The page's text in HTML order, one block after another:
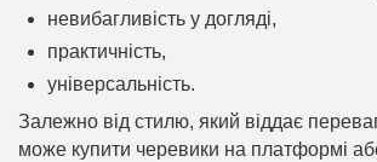
невибагливість у догляді,
практичність,
універсальність.
Залежно від стилю, який віддає
може купити черевики на платформі